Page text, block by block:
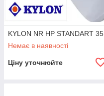
KYLON NR HP STANDART 35
Немає в наявності
Ціну уточнюйте